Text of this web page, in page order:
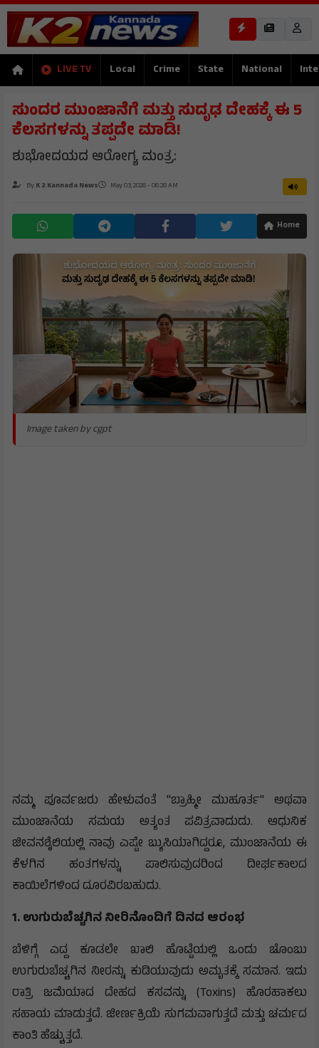
LIVE TV Local Crime State National
ಸುಂದರ ಮುಂಜಾನೆಗೆ ಮತ್ತು ಸುದೃಢ ದೇಹಕ್ಕೆ ಈ 5
ಕೆಲಸಗಳನ್ನು ತಪ್ಪದೇ ಮಾಡಿ!
ಶುಭೋದಯದ ಆರೋಗ್ಯ ಮಂತ್ರ:
ByK 2 Kannada News May 03, 2026 - 06:28 AM
Home
Image taken by cgpt
​ನಮ್ಮ ಪೂರ್ವಜರು ಹೇಳುವಂತೆ "ಬ್ರಾಹ್ಮೀ ಮುಹೂರ್ತ" ಅಥವಾ
ಮುಂಜಾನೆಯ ಸಮಯ ಅತ್ಯಂತ ಪವಿತ್ರವಾದುದು. ಆಧುನಿಕ
ಜೀವನಶೈಲಿಯಲ್ಲಿ ನಾವು ಎಷ್ಟೇ ಬ್ಯುಸಿಯಾಗಿದ್ದರೂ, ಮುಂಜಾನೆಯ ಈ
ಕೆಳಗಿನ ಹಂತಗಳನ್ನು ಪಾಲಿಸುವುದರಿಂದ ದೀರ್ಘಕಾಲದ
ಕಾಯಿಲೆಗಳಿಂದ ದೂರವಿರಬಹುದು.
1. ಉಗುರುಬೆಚ್ಚಗಿನ ನೀರಿನೊಂದಿಗೆ ದಿನದ ಆರಂಭ
​ಬೆಳಿಗ್ಗೆ ಎದ್ದ ಕೂಡಲೇ ಖಾಲಿ ಹೊಟ್ಟೆಯಲ್ಲಿ ಒಂದು ಚೊಂಬು
ಉಗುರುಬೆಚ್ಚಗಿನ ನೀರನ್ನು ಕುಡಿಯುವುದು ಅಮೃತಕ್ಕೆ ಸಮಾನ. ಇದು
ರಾತ್ರಿ ಜಮೆಯಾದ ದೇಹದ ಕಸವನ್ನು (Toxins) ಹೊರಹಾಕಲು
ಸಹಾಯ ಮಾಡುತ್ತದೆ. ಜೀರ್ಣಕ್ರಿಯೆ ಸುಗಮವಾಗುತ್ತದೆ ಮತ್ತು ಚರ್ಮದ
ಕಾಂತಿ ಹೆಚ್ಚುತ್ತದೆ.